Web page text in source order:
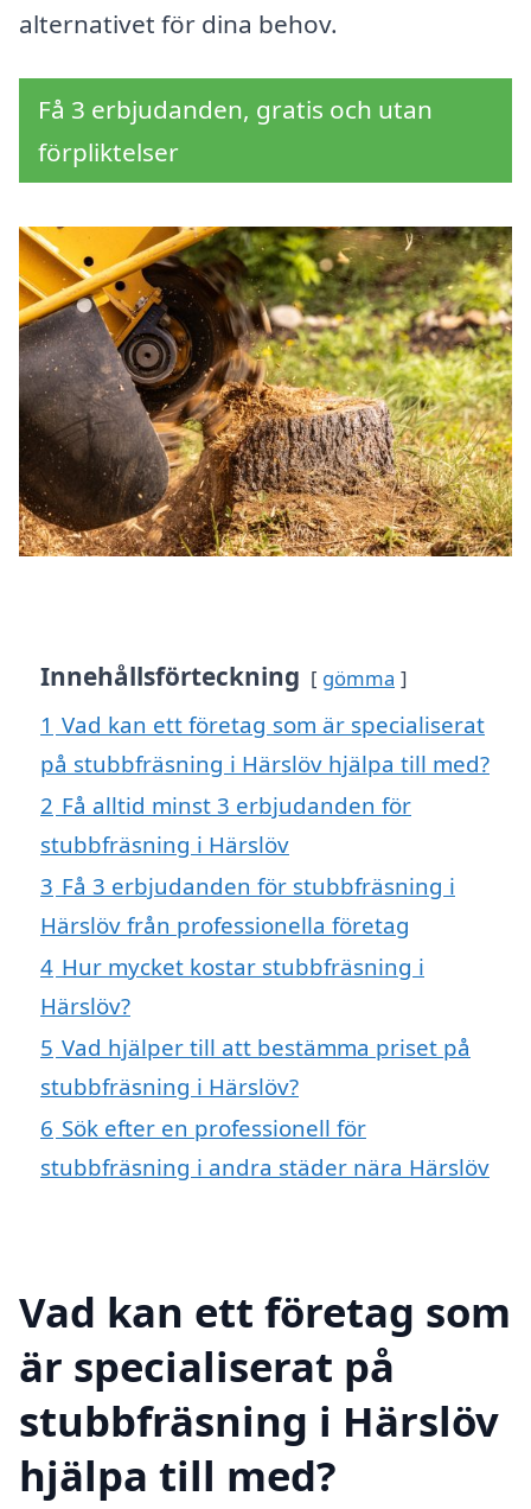
alternativet för dina behov.
Få 3 erbjudanden, gratis och utan
förpliktelser
Innehållsförteckning gömma
1 Vad kan ett företag som är specialiserat
på stubbfräsning i Härslöv hjälpa till med?
2 Få alltid minst 3 erbjudanden för
stubbfräsning i Härslöv
3 Få 3 erbjudanden för stubbfräsning i
Härslöv från professionella företag
4 Hur mycket kostar stubbfräsning i
Härslöv?
5 Vad hjälper till att bestämma priset på
stubbfräsning i Härslöv?
6 Sök efter en professionell för
stubbfräsning i andra städer nära Härslöv
Vad kan ett företag som
är specialiserat på
stubbfräsning i Härslöv
hjälpa till med?